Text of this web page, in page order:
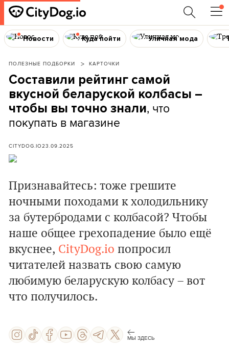
Новости Куда пойти Уличная мода
ПОЛЕЗНЫЕ ПОДБОРКИ КАРТОЧКИ
Составили рейтинг самой
вкусной беларуской колбасы –
чтобы вы точно знали, что
покупать в магазине
CITYDOG.IO23.09.2025
Признавайтесь: тоже грешите
ночными походами к холодильнику
за бутербродами с колбасой? Чтобы
наше общее грехопадение было ещё
вкуснее, CityDog.io попросил
читателей назвать свою самую
любимую беларускую колбасу – вот
что получилось.
МЫ ЗДЕСЬ